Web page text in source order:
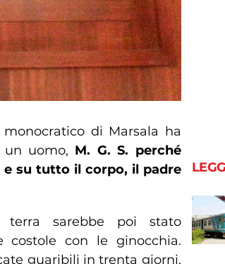
di Marsala ha
uomo, M. G. S. perché
su tutto il corpo, il padre
terra sarebbe poi stato
costole con le ginocchia.
guaribili in trenta giorni.